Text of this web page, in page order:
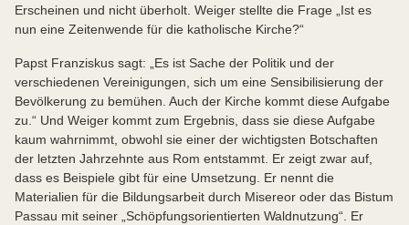
Erscheinen und nicht überholt. Weiger stellte die Frage „Ist es
nun eine Zeitenwende für die katholische Kirche?“
Papst Franziskus sagt: „Es ist Sache der Politik und der
verschiedenen Vereinigungen, sich um eine Sensibilisierung der
Bevölkerung zu bemühen. Auch der Kirche kommt diese Aufgabe
zu.“ Und Weiger kommt zum Ergebnis, dass sie diese Aufgabe
kaum wahrnimmt, obwohl sie einer der wichtigsten Botschaften
der letzten Jahrzehnte aus Rom entstammt. Er zeigt zwar auf,
dass es Beispiele gibt für eine Umsetzung. Er nennt die
Materialien für die Bildungsarbeit durch Misereor oder das Bistum
Passau mit seiner „Schöpfungsorientierten Waldnutzung“. Er